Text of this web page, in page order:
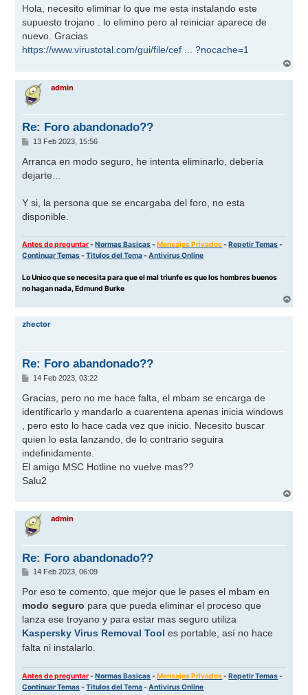
n
s
a
e
Hola, necesito eliminar lo que me esta instalando este
supuesto trojano . lo elimino pero al reiniciar aparece de
nuevo. Gracias
https://www.virustotal.com/gui/file/cef ... ?nocache=1
r
admin
Re: Foro abandonado??
M
n
a
13 Feb 2023, 15:56
Arranca en modo seguro, he intenta eliminarlo, debería
dejarte...
Y si, la persona que se encargaba del foro, no esta
disponible.
Antes de preguntar-Normas Basicas-Mensajes Privados-Repetir Temas-
Continuar Temas-Titulos del Tema-Antivirus Online
Lo Unico que se necesita para que el mal triunfe es que los hombres buenos
no hagan nada, Edmund Burke
r
zhector
Re: Foro abandonado??
M
n
s
a
e
14 Feb 2023, 03:22
Gracias, pero no me hace falta, el mbam se encarga de
identificarlo y mandarlo a cuarentena apenas inicia windows
, pero esto lo hace cada vez que inicio. Necesito buscar
quien lo esta lanzando, de lo contrario seguira
indefinidamente.
El amigo MSC Hotline no vuelve mas??
Salu2
r
admin
Re: Foro abandonado??
M
n
a
j
e
14 Feb 2023, 06:09
Por eso te comento, que mejor que le pases el mbam en
modo seguro para que pueda eliminar el proceso que
lanza ese troyano y para estar mas seguro utiliza
Kaspersky Virus Removal Tool es portable, así no hace
falta ni instalarlo.
Antes de preguntar-Normas Basicas-Mensajes Privados-Repetir Temas-
Continuar Temas-Titulos del Tema-Antivirus Online